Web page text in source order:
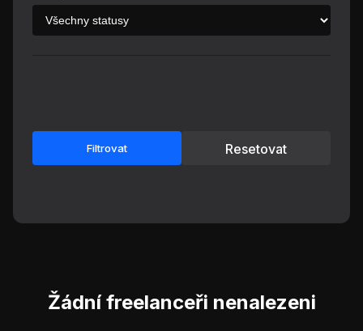
Filtrovat Resetovat
Žádní freelanceři nenalezeni